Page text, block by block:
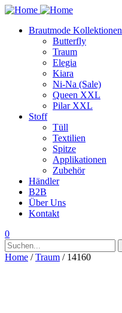
Brautmode Kollektionen
Butterfly
Traum
Elegia
Kiara
Ni-Na (Sale)
Queen XXL
Pilar XXL
Stoff
Tüll
Textilien
Spitze
Applikationen
Zubehör
Händler
B2B
Über Uns
Kontakt
0
Suchen
nach:
Home /Traum / 14160